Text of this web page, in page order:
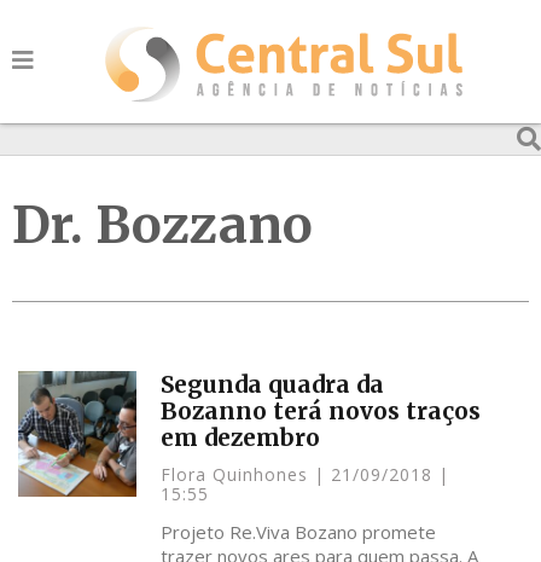
Dr. Bozzano
Segunda quadra da
Bozanno terá novos traços
em dezembro
Flora Quinhones
21/09/2018
15:55
Projeto Re.Viva Bozano promete
trazer novos ares para quem passa. A